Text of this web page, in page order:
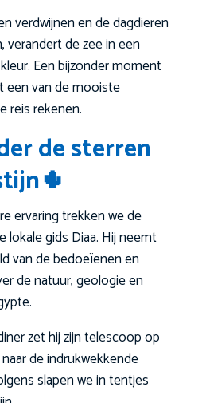
verdwijnen en de dagdieren
de zee in een
Een bijzonder moment
een van de mooiste
reis rekenen.
de sterren
ervaring trekken we de
lokale gids Diaa. Hij neemt
van de bedoeïenen en
de natuur, geologie en
zet hij zijn telescoop op
de indrukwekkende
slapen we in tentjes